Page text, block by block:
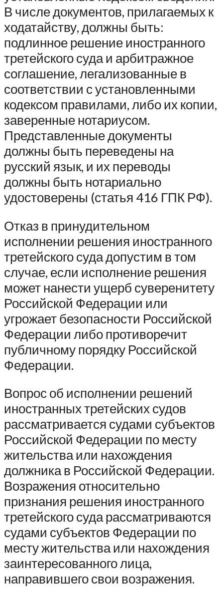
В числе документов, прилагаемых к
ходатайству, должны быть:
подлинное решение иностранного
третейского суда и арбитражное
соглашение, легализованные в
соответствии с установленными
кодексом правилами, либо их копии,
заверенные нотариусом.
Представленные документы
должны быть переведены на
русский язык, и их переводы
должны быть нотариально
удостоверены (статья 416 ГПК РФ).
Отказ в принудительном
исполнении решения иностранного
третейского суда допустим в том
случае, если исполнение решения
может нанести ущерб суверенитету
Российской Федерации или
угрожает безопасности Российской
Федерации либо противоречит
публичному порядку Российской
Федерации.
Вопрос об исполнении решений
иностранных третейских судов
рассматривается судами субъектов
Российской Федерации по месту
жительства или нахождения
должника в Российской Федерации.
Возражения относительно
признания решения иностранного
третейского суда рассматриваются
судами субъектов Федерации по
месту жительства или нахождения
заинтересованного лица,
направившего свои возражения.